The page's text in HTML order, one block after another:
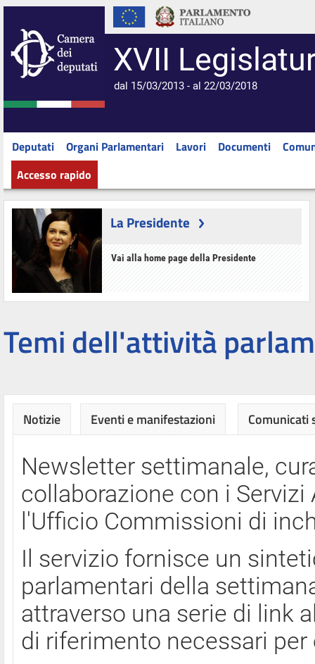
XVII
dal 15/03/2013 - al 22/03/2018
Deputati Organi Parlamentari Lavori Documenti
Accesso rapido
La Presidente
Vai alla home page della Presidente
Temi dell'attività
Notizie Eventi e manifestazioni Comunicati
Newsletter settimanale,
collaborazione con i
l'Ufficio Commissioni di
Il servizio fornisce un
parlamentari della
attraverso una serie di link
di riferimento necessari